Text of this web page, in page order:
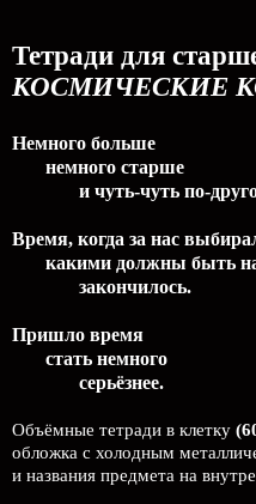
Тетради для
КОСМИЧЕСКИЕ
Немного больше
немного старше
и чуть-чуть по-
Время, когда за нас
какими должны быть
закончилось.
Пришло время
стать немного
серьёзнее.
Объёмные тетради в клетку
обложка с холодным
и названия предмета на